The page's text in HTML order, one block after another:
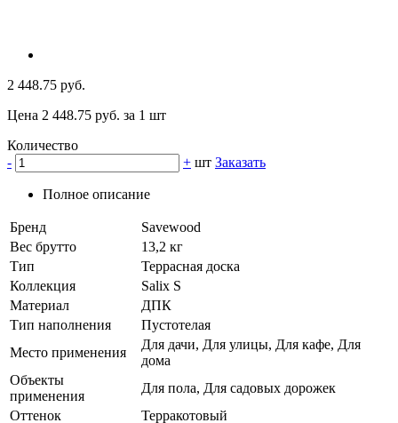
2 448.75 руб.
Цена 2 448.75 руб. за 1 шт
Количество
-
+ шт Заказать
Полное описание
Бренд
Savewood
Вес брутто
13,2 кг
Тип
Террасная доска
Коллекция
Salix S
Материал
ДПК
Тип наполнения
Пустотелая
Место применения
Для дачи, Для улицы, Для кафе, Для
дома
Объекты
применения
Для пола, Для садовых дорожек
Оттенок
Терракотовый